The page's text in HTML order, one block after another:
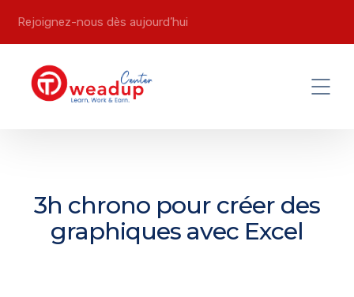
Rejoignez-nous dès aujourd’hui
3h chrono pour créer des
graphiques avec Excel